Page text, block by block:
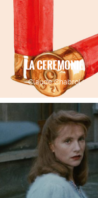
LA CEREMONIE
Claude Chabrol